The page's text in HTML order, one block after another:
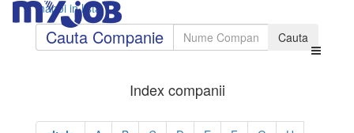
Inapoi in lista
Cauta Companie
Index companii